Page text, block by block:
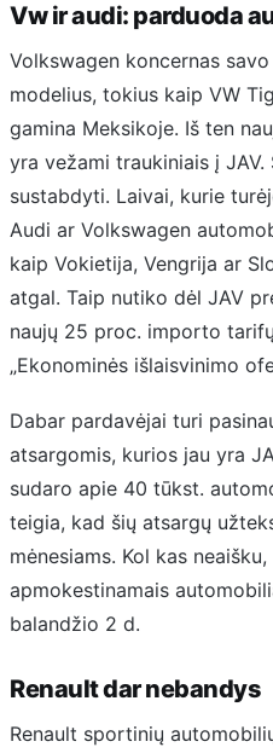
Vw ir audi: parduoda
Volkswagen koncernas
modelius, tokius kaip VW
gamina Meksikoje. Iš ten
yra vežami traukiniais į
sustabdyti. Laivai, kurie
Audi ar Volkswagen
kaip Vokietija, Vengrija ar
atgal. Taip nutiko dėl JAV
naujų 25 proc. importo
„Ekonominės išlaisvinimo
Dabar pardavėjai turi
atsargomis, kurios jau yra
sudaro apie 40 tūkst.
teigia, kad šių atsargų
mėnesiams. Kol kas
apmokestinamais
balandžio 2 d.
Renault dar nebandys
Renault sportinių